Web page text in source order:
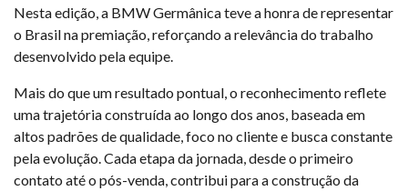
Nesta edição, a BMW Germânica teve a honra de representar
o Brasil na premiação, reforçando a relevância do trabalho
desenvolvido pela equipe.
Mais do que um resultado pontual, o reconhecimento reflete
uma trajetória construída ao longo dos anos, baseada em
altos padrões de qualidade, foco no cliente e busca constante
pela evolução. Cada etapa da jornada, desde o primeiro
contato até o pós-venda, contribui para a construção da